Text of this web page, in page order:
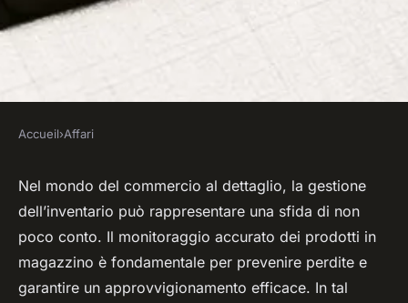
Come può un negozio al
dettaglio sfruttare la
tecnologia RFID per il
controllo dell'inventario?
Accueil›Affari
Nel mondo del commercio al dettaglio, la gestione
dell’inventario può rappresentare una sfida di non
poco conto. Il monitoraggio accurato dei prodotti in
magazzino è fondamentale per prevenire perdite e
garantire un approvvigionamento efficace. In tal